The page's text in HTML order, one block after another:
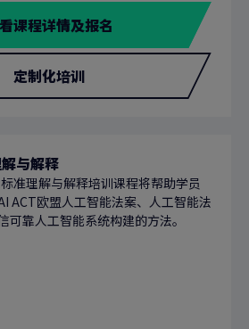
课程详情及报名
定制化培训
与解释
准理解与解释培训课程将帮助学员
ACT欧盟人工智能法案、人工智能法
可靠人工智能系统构建的方法。